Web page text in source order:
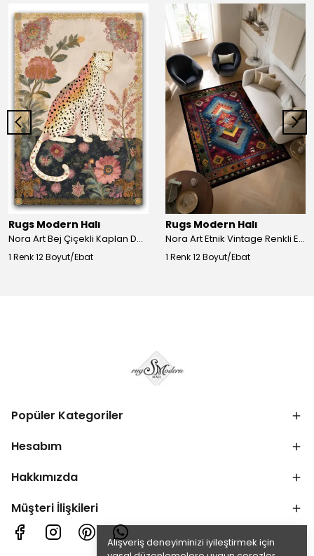
Alışveriş deneyiminizi iyileştirmek için
Rugs Modern Halı
Nora Art Bej Çiçekli Kaplan Desenli Dokuma Taban Dekoratif Salon Halısı 61
1 Renk 12 Boyut/Ebat
Rugs Modern Halı
Nora Art Etnik Vintage Renkli Eskitme Dokuma Taban Dekoratif Salon Halısı 63
1 Renk 12 Boyut/Ebat
Popüler Kategoriler
Hesabım
Hakkımızda
Müşteri İlişkileri